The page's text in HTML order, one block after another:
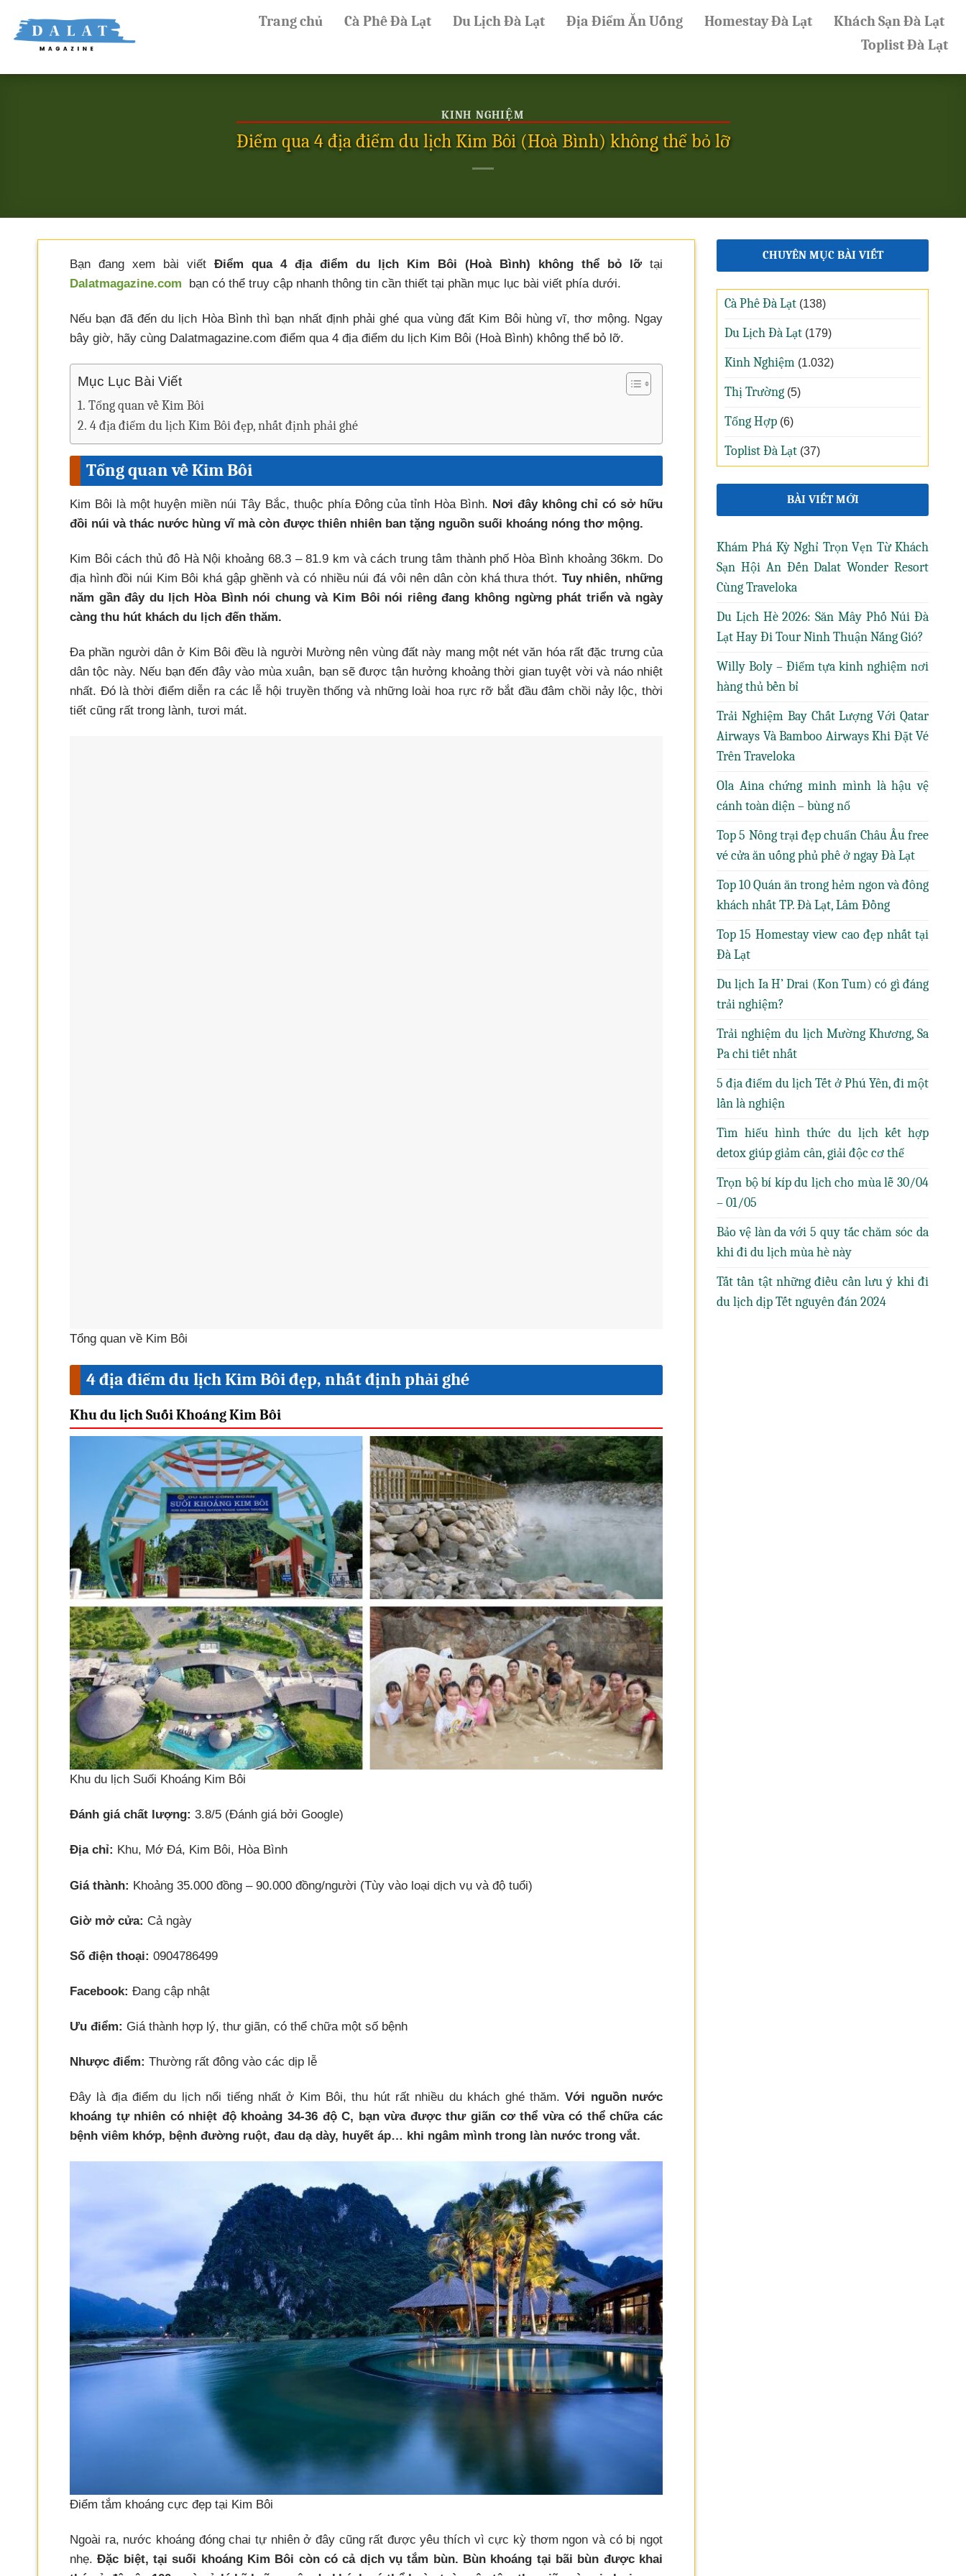
content
Trang chủ Cà Phê Đà Lạt Du Lịch Đà Lạt Địa Điểm Ăn Uống Homestay Đà Lạt
Khách Sạn Đà Lạt
Toplist Đà Lạt
KINH NGHIỆM
Điểm qua 4 địa điểm du lịch Kim Bôi (Hoà Bình) không thể bỏ lỡ
Bạn đang xem bài viết Điểm qua 4 địa điểm du lịch Kim Bôi (Hoà Bình) không thể bỏ lỡ tại
Dalatmagazine.com
bạn có thể truy cập nhanh thông tin cần thiết tại phần mục lục bài viết phía dưới.
Nếu bạn đã đến du lịch Hòa Bình thì bạn nhất định phải ghé qua vùng đất Kim Bôi hùng vĩ, thơ mộng. Ngay
bây giờ, hãy cùng Dalatmagazine.com điểm qua 4 địa điểm du lịch Kim Bôi (Hoà Bình) không thể bỏ lỡ.
Mục Lục Bài Viết
Tổng quan về Kim Bôi
4 địa điểm du lịch Kim Bôi đẹp, nhất định phải ghé
Tổng quan về Kim Bôi
Kim Bôi là một huyện miền núi Tây Bắc, thuộc phía Đông của tỉnh Hòa Bình. Nơi đây không chỉ có sở hữu
đồi núi và thác nước hùng vĩ mà còn được thiên nhiên ban tặng nguồn suối khoáng nóng thơ mộng.
Kim Bôi cách thủ đô Hà Nội khoảng 68.3 – 81.9 km và cách trung tâm thành phố Hòa Bình khoảng 36km. Do
địa hình đồi núi Kim Bôi khá gập ghềnh và có nhiều núi đá vôi nên dân còn khá thưa thớt. Tuy nhiên, những
năm gần đây du lịch Hòa Bình nói chung và Kim Bôi nói riêng đang không ngừng phát triển và ngày
càng thu hút khách du lịch đến thăm.
Đa phần người dân ở Kim Bôi đều là người Mường nên vùng đất này mang một nét văn hóa rất đặc trưng của
dân tộc này. Nếu bạn đến đây vào mùa xuân, bạn sẽ được tận hưởng khoảng thời gian tuyệt vời và náo nhiệt
nhất. Đó là thời điểm diễn ra các lễ hội truyền thống và những loài hoa rực rỡ bắt đầu đâm chồi nảy lộc, thời
tiết cũng rất trong lành, tươi mát.
Tổng quan về Kim Bôi
4 địa điểm du lịch Kim Bôi đẹp, nhất định phải ghé
Khu du lịch Suối Khoáng Kim Bôi
Khu du lịch Suối Khoáng Kim Bôi
Đánh giá chất lượng: 3.8/5 (Đánh giá bởi Google)
Địa chỉ: Khu, Mớ Đá, Kim Bôi, Hòa Bình
Giá thành: Khoảng 35.000 đồng – 90.000 đồng/người (Tùy vào loại dịch vụ và độ tuổi)
Giờ mở cửa: Cả ngày
Số điện thoại: 0904786499
Facebook: Đang cập nhật
Ưu điểm: Giá thành hợp lý, thư giãn, có thể chữa một số bệnh
Nhược điểm: Thường rất đông vào các dịp lễ
Đây là địa điểm du lịch nổi tiếng nhất ở Kim Bôi, thu hút rất nhiều du khách ghé thăm.Với nguồn nước
khoáng tự nhiên có nhiệt độ khoảng 34-36 độ C, bạn vừa được thư giãn cơ thể vừa có thể chữa các
bệnh viêm khớp, bệnh đường ruột, đau dạ dày, huyết áp… khi ngâm mình trong làn nước trong vắt.
Điểm tắm khoáng cực đẹp tại Kim Bôi
Ngoài ra, nước khoáng đóng chai tự nhiên ở đây cũng rất được yêu thích vì cực kỳ thơm ngon và có bị ngọt
nhẹ.Đặc biệt, tại suối khoáng Kim Bôi còn có cả dịch vụ tắm bùn. Bùn khoáng tại bãi bùn được khai
CHUYÊN MỤC BÀI VIẾT
Cà Phê Đà Lạt (138)
Du Lịch Đà Lạt (179)
Kinh Nghiệm (1.032)
Thị Trường (5)
Tổng Hợp (6)
Toplist Đà Lạt (37)
BÀI VIẾT MỚI
Khám Phá Kỳ Nghỉ Trọn Vẹn Từ Khách
Sạn Hội An Đến Dalat Wonder Resort
Cùng Traveloka
Du Lịch Hè 2026: Săn Mây Phố Núi Đà
Lạt Hay Đi Tour Ninh Thuận Nắng Gió?
Willy Boly – Điểm tựa kinh nghiệm nơi
hàng thủ bền bỉ
Trải Nghiệm Bay Chất Lượng Với Qatar
Airways Và Bamboo Airways Khi Đặt Vé
Trên Traveloka
Ola Aina chứng minh mình là hậu vệ
cánh toàn diện – bùng nổ
Top 5 Nông trại đẹp chuẩn Châu Âu free
vé cửa ăn uống phủ phê ở ngay Đà Lạt
Top 10 Quán ăn trong hẻm ngon và đông
khách nhất TP. Đà Lạt, Lâm Đồng
Top 15 Homestay view cao đẹp nhất tại
Đà Lạt
Du lịch Ia H’ Drai (Kon Tum) có gì đáng
trải nghiệm?
Trải nghiệm du lịch Mường Khương, Sa
Pa chi tiết nhất
5 địa điểm du lịch Tết ở Phú Yên, đi một
lần là nghiện
Tìm hiểu hình thức du lịch kết hợp
detox giúp giảm cân, giải độc cơ thể
Trọn bộ bí kíp du lịch cho mùa lễ 30/04
– 01/05
Bảo vệ làn da với 5 quy tắc chăm sóc da
khi đi du lịch mùa hè này
Tất tần tật những điều cần lưu ý khi đi
du lịch dịp Tết nguyên đán 2024